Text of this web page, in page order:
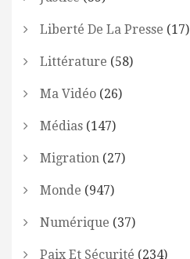
Liberté De La Presse (17)
Littérature (58)
Ma Vidéo (26)
Médias (147)
Migration (27)
Monde (947)
Numérique (37)
Paix Et Sécurité (234)